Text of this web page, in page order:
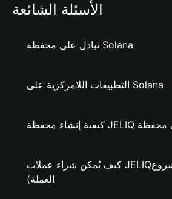
الأسئلة الشائعة
تبادل على محفظة Solana
التطبيقات اللامركزية على Solana
كيف يُمكن شراء عملات JELIQ؟ (فقط لمشروع
العملة)